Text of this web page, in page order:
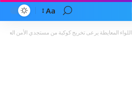
Font
Aa
اللواء المعايطة يرعى تخريج كوكبة من مستجدي الأمن العام